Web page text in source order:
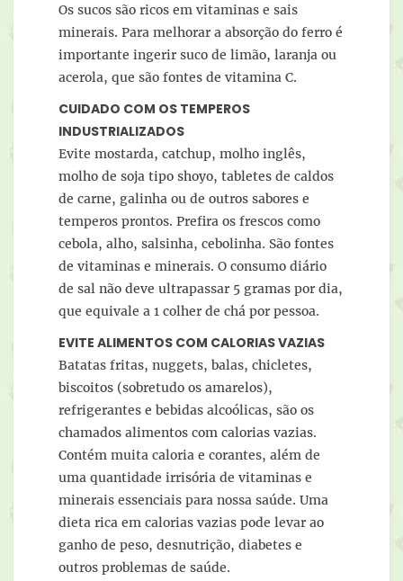
Os sucos são ricos em vitaminas e sais
minerais. Para melhorar a absorção do ferro é
importante ingerir suco de limão, laranja ou
acerola, que são fontes de vitamina C.
CUIDADO COM OS TEMPEROS
INDUSTRIALIZADOS
Evite mostarda, catchup, molho inglês,
molho de soja tipo shoyo, tabletes de caldos
de carne, galinha ou de outros sabores e
temperos prontos. Prefira os frescos como
cebola, alho, salsinha, cebolinha. São fontes
de vitaminas e minerais. O consumo diário
de sal não deve ultrapassar 5 gramas por dia,
que equivale a 1 colher de chá por pessoa.
EVITE ALIMENTOS COM CALORIAS VAZIAS
Batatas fritas, nuggets, balas, chicletes,
biscoitos (sobretudo os amarelos),
refrigerantes e bebidas alcoólicas, são os
chamados alimentos com calorias vazias.
Contém muita caloria e corantes, além de
uma quantidade irrisória de vitaminas e
minerais essenciais para nossa saúde. Uma
dieta rica em calorias vazias pode levar ao
ganho de peso, desnutrição, diabetes e
outros problemas de saúde.